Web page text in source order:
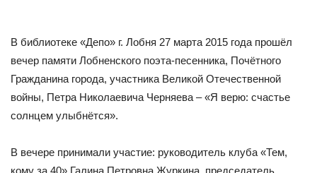
В библиотеке «Депо» г. Лобня 27 марта 2015 года прошёл
вечер памяти Лобненского поэта-песенника, Почётного
Гражданина города, участника Великой Отечественной
войны, Петра Николаевича Черняе­ва – «Я верю: счастье
солнцем улыбнётся».
В вечере принимали участие: руководитель клуба «Тем,
кому за 40» Галина Петровна Журкина, председатель